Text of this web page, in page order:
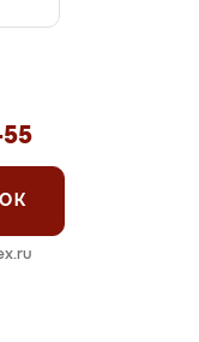
55